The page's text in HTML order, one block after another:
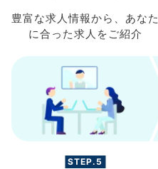
豊富な求人情報から、 あなた
に合った求人を ご紹介
STEP.5